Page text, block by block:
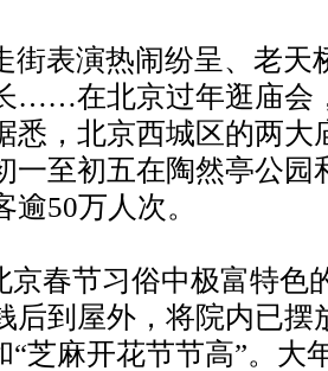
表演热闹纷呈、老天
……在北京过年逛庙会
悉，北京西城区的两
一至初五在陶然亭公园
逾50万人次。
春节习俗中极富特色
后到屋外，将院内已摆
“芝麻开花节节高”。大